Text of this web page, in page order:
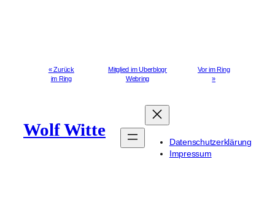
« Zurück
im Ring
Mitglied im Uberblogr
Webring
Vor im Ring
»
Wolf Witte
Datenschutzerklärung
Impressum